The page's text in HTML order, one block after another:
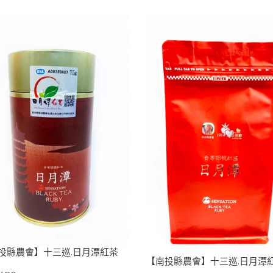
縣農會】十三巡.日月潭紅茶
【南投縣農會】十三巡.日月潭